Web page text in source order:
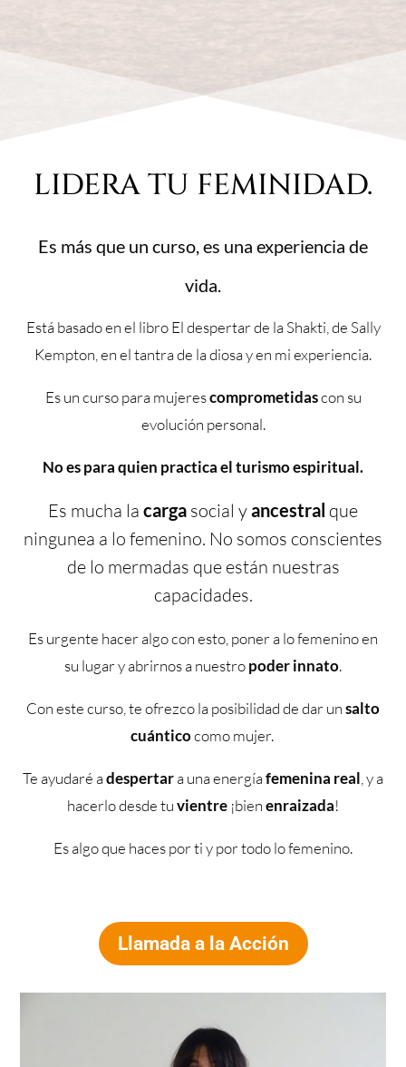
LIDERA TU FEMINIDAD.
Es más que un curso, es una experiencia de
vida.
Está basado en el libro El despertar de la Shakti, de Sally
Kempton, en el tantra de la diosa y en mi experiencia.
Es un curso para mujerescomprometidascon su
evolución personal.
No es para quien practica el turismo espiritual.
Es mucha la carga social yancestral que
ningunea a lo femenino. No somos conscientes
de lo mermadas que están nuestras
capacidades.
Es urgente hacer algo con esto, poner a lo femenino en
su lugar y abrirnos a nuestropoderinnato.
Con este curso, te ofrezco la posibilidad de dar unsalto
cuánticocomo mujer.
Te ayudaré adespertara una energíafemenina real, y a
hacerlo desde tuvientre ¡bienenraizada!
Es algo que haces por ti y por todo lo femenino.
Llamada a la Acción